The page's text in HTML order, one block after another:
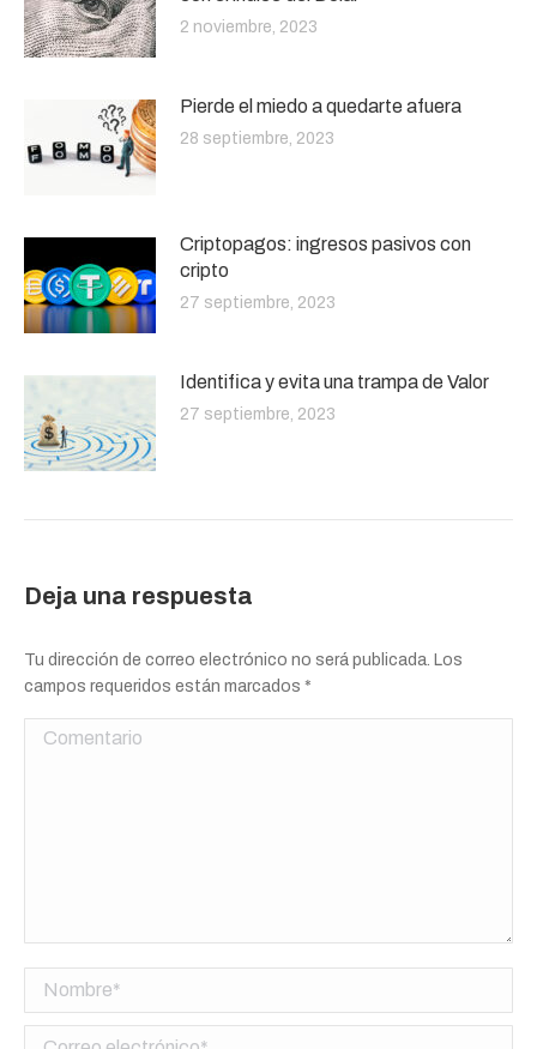
2 noviembre, 2023
Pierde el miedo a quedarte afuera
28 septiembre, 2023
Criptopagos: ingresos pasivos con
cripto
27 septiembre, 2023
Identifica y evita una trampa de Valor
27 septiembre, 2023
Deja una respuesta
Tu dirección de correo electrónico no será publicada. Los
campos requeridos están marcados *
Comentario
Nombre *
Correo electrónico *